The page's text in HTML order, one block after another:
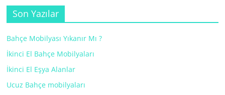
Son Yazılar
Bahçe Mobilyası Yıkanır Mı ?
İkinci El Bahçe Mobilyaları
İkinci El Eşya Alanlar
Ucuz Bahçe mobilyaları